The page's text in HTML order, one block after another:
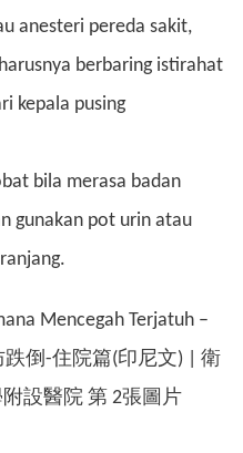
anesteri pereda sakit,
berbaring istirahat
kepala pusing
bila merasa badan
gunakan pot urin atau